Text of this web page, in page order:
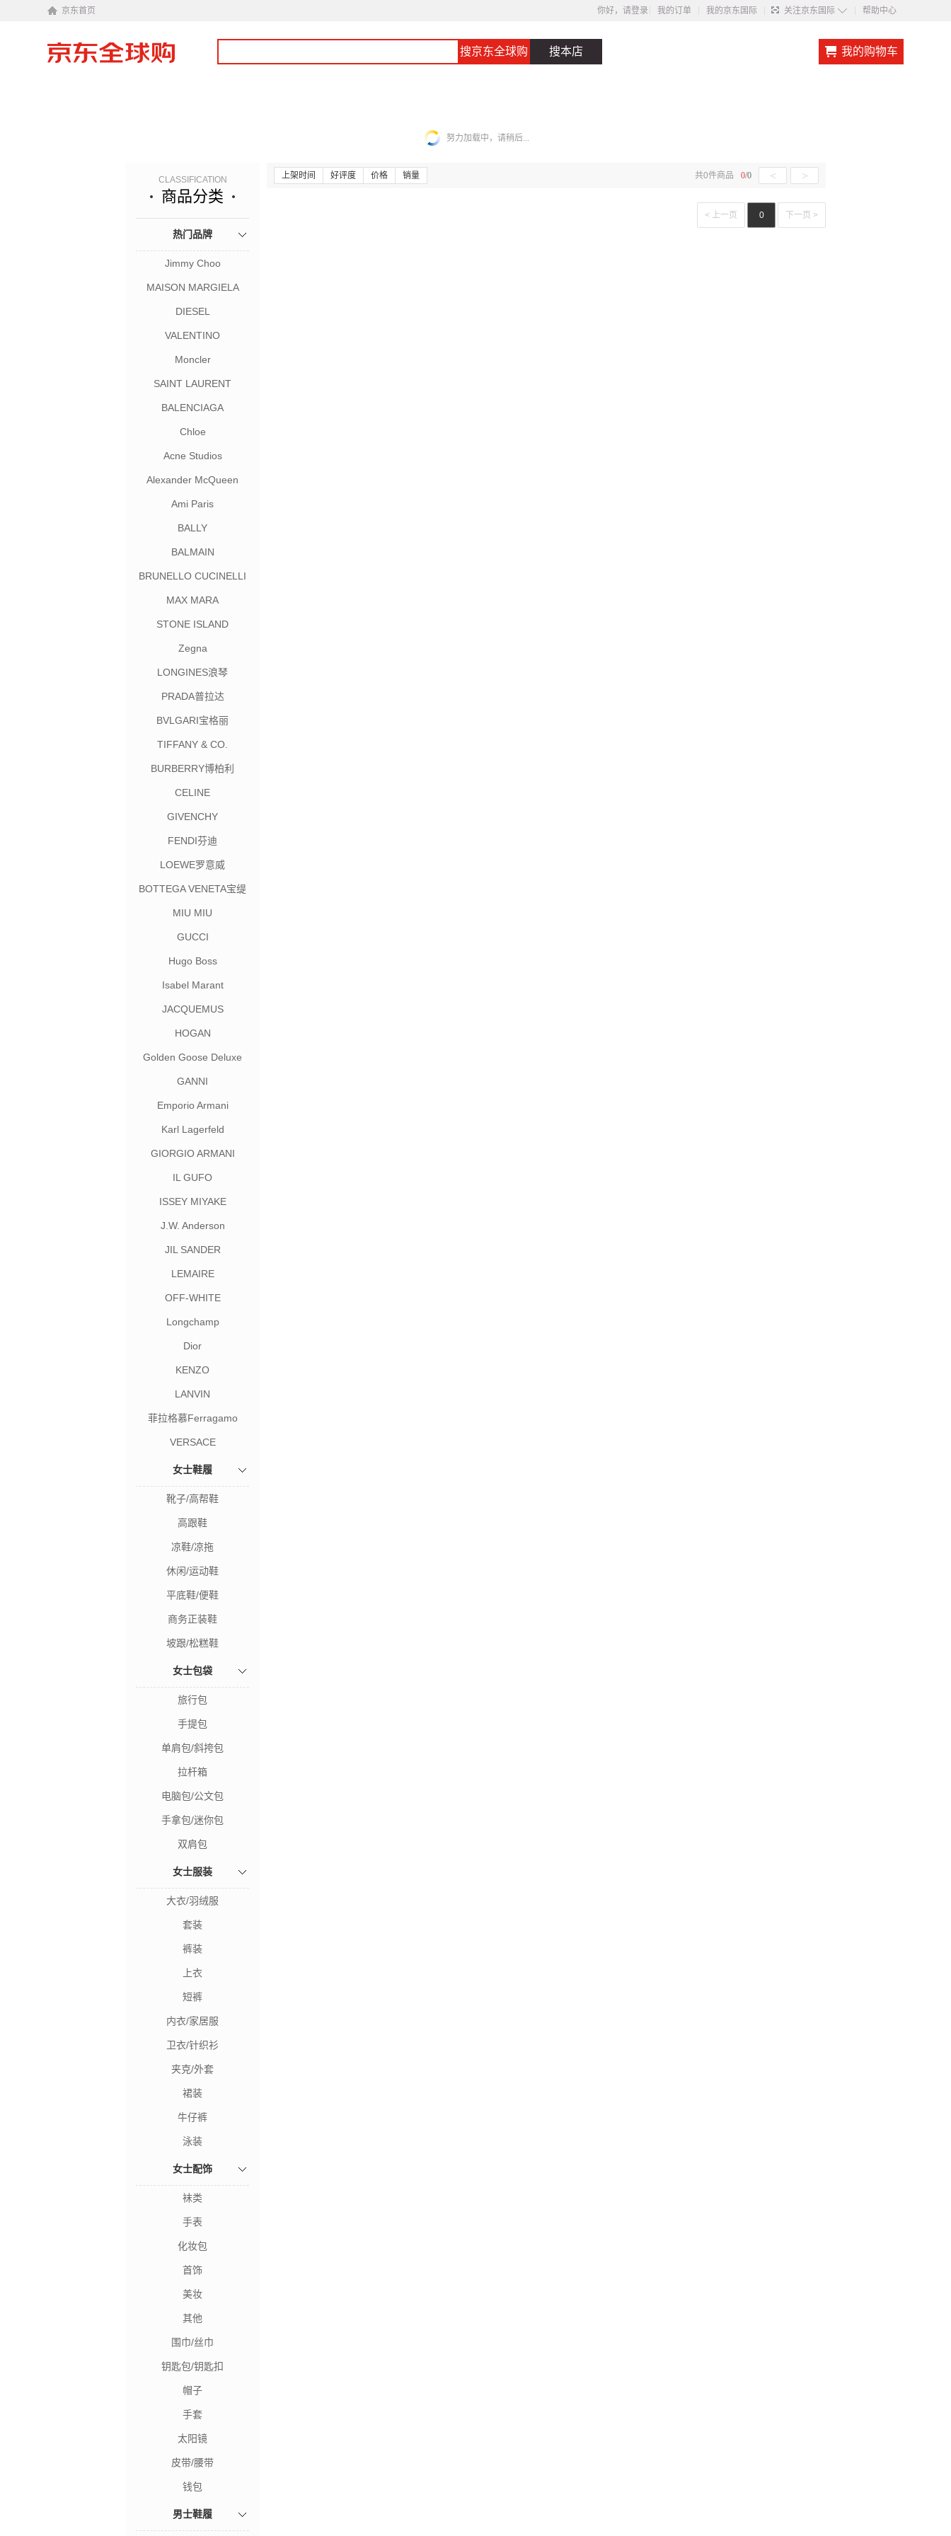
京东首页 你好，请登录 我的订单 我的京东国际 关注京东国际 ◇ 帮助中心
搜京东全球购 搜本店 我的购物车
努力加载中，请稍后...
CLASSIFICATION
商品分类
热门品牌
Jimmy Choo
MAISON MARGIELA
DIESEL
VALENTINO
Moncler
SAINT LAURENT
BALENCIAGA
Chloe
Acne Studios
Alexander McQueen
Ami Paris
BALLY
BALMAIN
BRUNELLO CUCINELLI
MAX MARA
STONE ISLAND
Zegna
LONGINES浪琴
PRADA普拉达
BVLGARI宝格丽
TIFFANY & CO.
BURBERRY博柏利
CELINE
GIVENCHY
FENDI芬迪
LOEWE罗意威
BOTTEGA VENETA宝缇
MIU MIU
GUCCI
Hugo Boss
Isabel Marant
JACQUEMUS
HOGAN
Golden Goose Deluxe
GANNI
Emporio Armani
Karl Lagerfeld
GIORGIO ARMANI
IL GUFO
ISSEY MIYAKE
J.W. Anderson
JIL SANDER
LEMAIRE
OFF-WHITE
Longchamp
Dior
KENZO
LANVIN
菲拉格慕Ferragamo
VERSACE
女士鞋履
靴子/高帮鞋
高跟鞋
凉鞋/凉拖
休闲/运动鞋
平底鞋/便鞋
商务正装鞋
坡跟/松糕鞋
女士包袋
旅行包
手提包
单肩包/斜挎包
拉杆箱
电脑包/公文包
手拿包/迷你包
双肩包
女士服装
大衣/羽绒服
套装
裤装
上衣
短裤
内衣/家居服
卫衣/针织衫
夹克/外套
裙装
牛仔裤
泳装
女士配饰
袜类
手表
化妆包
首饰
美妆
其他
围巾/丝巾
钥匙包/钥匙扣
帽子
手套
太阳镜
皮带/腰带
钱包
男士鞋履
上架时间 好评度 价格 销量 0/0 < >
共0件商品
< 上一页 0 下一页 >